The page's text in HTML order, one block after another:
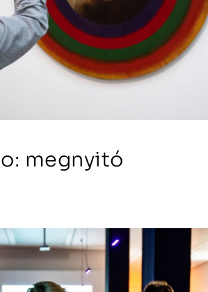
megnyitó